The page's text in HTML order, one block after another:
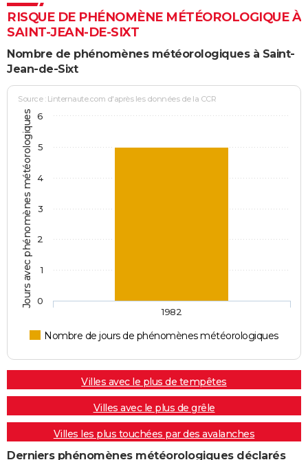
RISQUE DE PHÉNOMÈNE MÉTÉOROLOGIQUE À
SAINT-JEAN-DE-SIXT
Nombre de phénomènes météorologiques à Saint-
Jean-de-Sixt
Jours avec phénomènes météorologiques
Source : Linternaute.com d'après les données de la CCR
Nombre de jours de phénomènes météorologiques
1982
0
1
2
3
4
5
6
Villes avec le plus de tempêtes
Villes avec le plus de grêle
Villes les plus touchées par des avalanches
Derniers phénomènes météorologiques déclarés